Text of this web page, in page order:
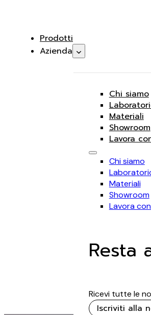
Prodotti
Azienda
Chi siamo
Materiali
Showroom
Lavora
Chi siamo
Materiali
Showroom
Lavora
Resta
Ricevi tutte le
Iscriviti alla